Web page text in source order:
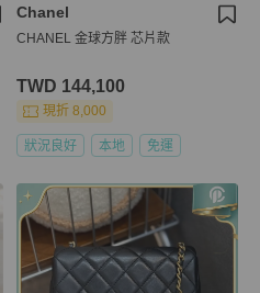
Chanel
CHANEL 金球方胖 芯片款
TWD 144,100
現折 8,000
狀況良好 本地 免運